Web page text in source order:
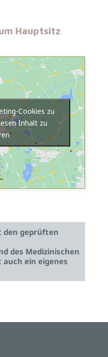
Hauptsitz
Cookies zu
Inhalt zu
den geprüften
des Medizinischen
ein eigenes